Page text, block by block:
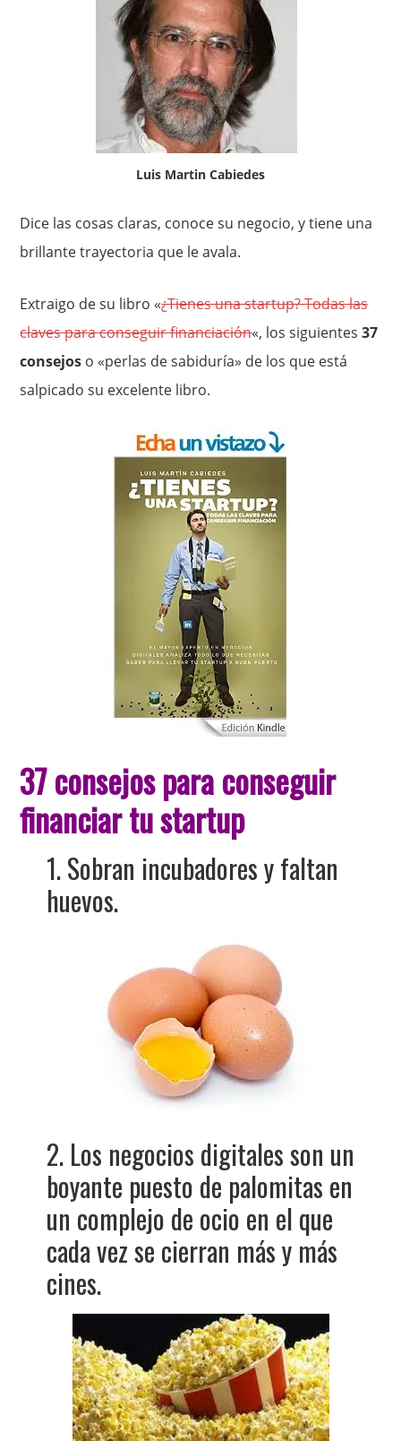
Luis Martin Cabiedes
Dice las cosas claras, conoce su negocio, y tiene una
brillante trayectoria que le avala.
Extraigo de su libro «¿Tienes una startup? Todas las
claves para conseguir financiación«, los siguientes37
consejos o «perlas de sabiduría» de los que está
salpicado su excelente libro.
37 consejos para conseguir
financiar tu startup
1. Sobran incubadores y faltan
huevos.
2. Los negocios digitales son un
boyante puesto de palomitas en
un complejo de ocio en el que
cada vez se cierran más y más
cines.